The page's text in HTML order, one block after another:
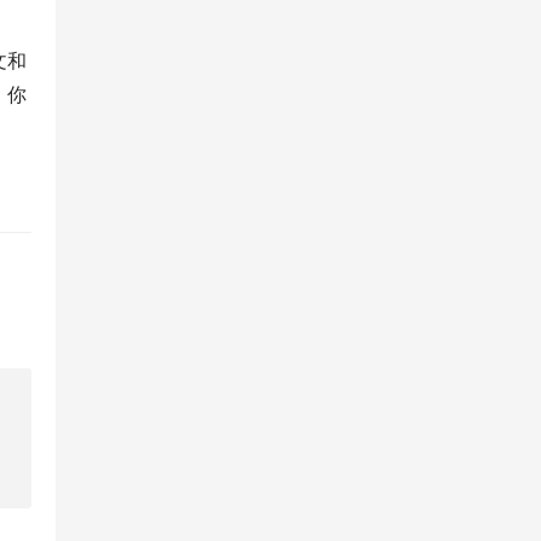
和
你